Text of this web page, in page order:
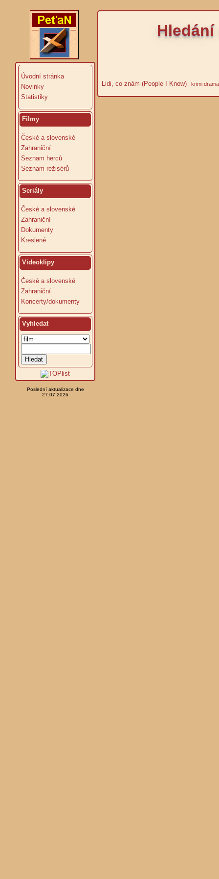
Úvodní stránka
Novinky
Statistiky
Filmy
České a slovenské
Zahraniční
Seznam herců
Seznam režisérů
Seriály
České a slovenské
Zahraniční
Dokumenty
Kreslené
Videoklipy
České a slovenské
Zahraniční
Koncerty/dokumenty
Vyhledat
Poslední aktualizace dne
27.07.2026
Lidi, co znám (People I Know) , krimi